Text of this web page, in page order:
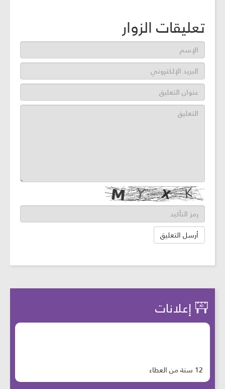
تعليقات الزوار
إعلانات
12 سنة من العطاء